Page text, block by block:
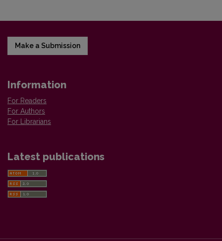
Make a Submission
Information
For Readers
For Authors
For Librarians
Latest publications